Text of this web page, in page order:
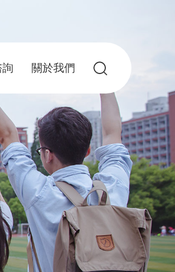
關於我們